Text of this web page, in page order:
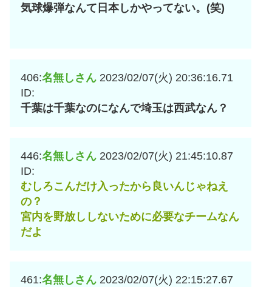
気球爆弾なんて日本しかやってない。(笑)
406:名無しさん 2023/02/07(火) 20:36:16.71
ID:
千葉は千葉なのになんで埼玉は西武なん？
446:名無しさん 2023/02/07(火) 21:45:10.87
ID:
むしろこんだけ入ったから良いんじゃねえ
の？
宮内を野放ししないために必要なチームなん
だよ
461:名無しさん 2023/02/07(火) 22:15:27.67